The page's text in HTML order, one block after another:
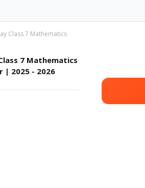
Class 7 Mathematics
7 Mathematics
| 2025 - 2026